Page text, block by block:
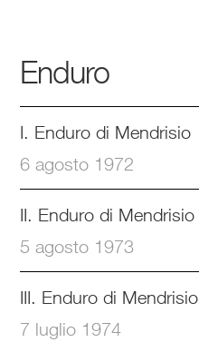
Enduro
I. Enduro di Mendrisio
6 agosto 1972
II. Enduro di Mendrisio
5 agosto 1973
III. Enduro di Mendrisio
7 luglio 1974